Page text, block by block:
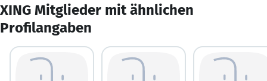
XING Mitglieder mit ähnlichen
Profilangaben